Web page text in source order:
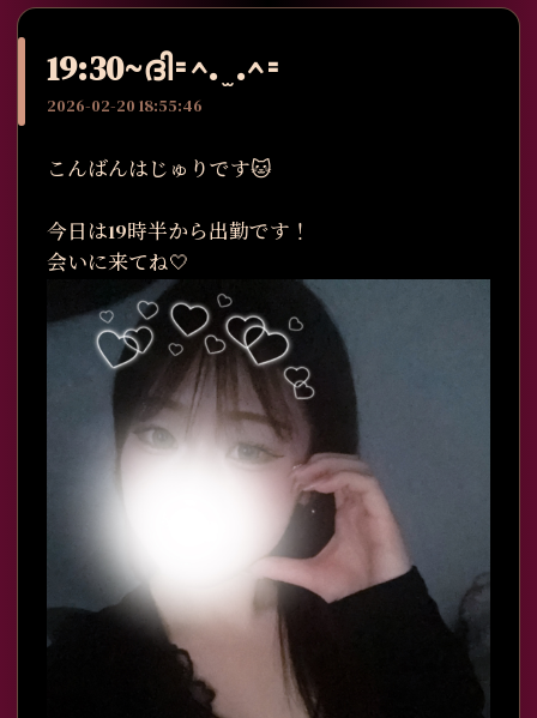
19:30~ദി𑁊^. ̫ .^𑁊
2026-02-20 18:55:46
こんばんはじゅりです🐱
今日は19時半から出勤です！
会いに来てね🤍